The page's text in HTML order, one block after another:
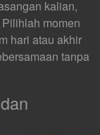
kalian,
momen
hari atau akhir
tanpa